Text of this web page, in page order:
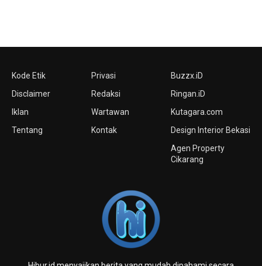
Kode Etik
Disclaimer
Iklan
Tentang
Privasi
Redaksi
Wartawan
Kontak
Buzzx.iD
Ringan.iD
Kutagara.com
Design Interior Bekasi
Agen Property
Cikarang